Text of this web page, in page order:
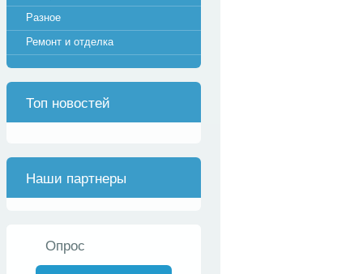
Разное
Ремонт и отделка
Топ новостей
Наши партнеры
Опрос